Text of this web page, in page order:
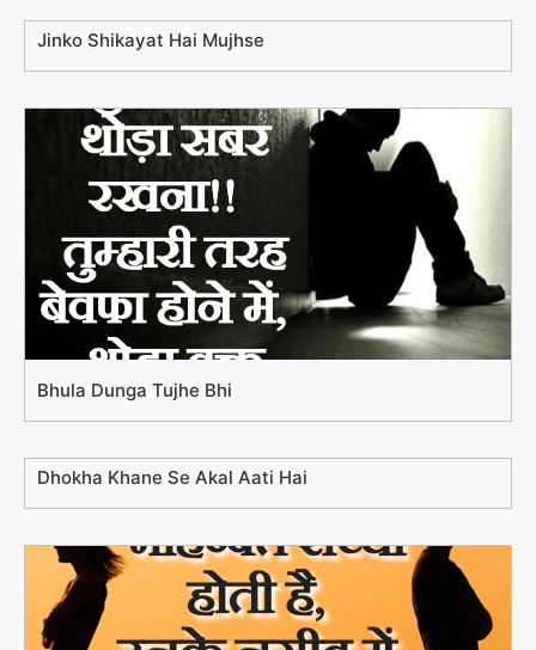
Jinko Shikayat Hai Mujhse
Bhula Dunga Tujhe Bhi
Dhokha Khane Se Akal Aati Hai